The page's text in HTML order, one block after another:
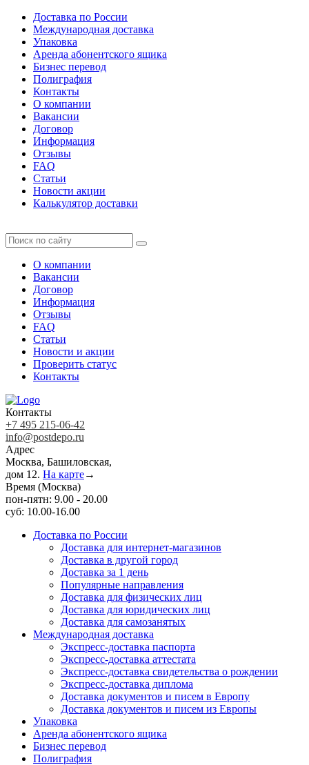
Доставка по России
Международная доставка
Упаковка
Аренда абонентского ящика
Бизнес перевод
Полиграфия
Контакты
О компании
Вакансии
Договор
Информация
Отзывы
FAQ
Статьи
Новости акции
Калькулятор доставки
О компании
Вакансии
Договор
Информация
Отзывы
FAQ
Статьи
Новости и акции
Проверить статус
Контакты
Контакты
+7 495 215-06-42
info@postdepo.ru
Адрес
Москва, Башиловская,
дом 12. На карте→
Время (Москва)
пон-пятн: 9.00 - 20.00
суб: 10.00-16.00
Доставка по России
Доставка для интернет-магазинов
Доставка в другой город
Доставка за 1 день
Популярные направления
Доставка для физических лиц
Доставка для юридических лиц
Доставка для самозанятых
Международная доставка
Экспресс-доставка паспорта
Экспресс-доставка аттестата
Экспресс-доставка свидетельства о рождении
Экспресс-доставка диплома
Доставка документов и писем в Европу
Доставка документов и писем из Европы
Упаковка
Аренда абонентского ящика
Бизнес перевод
Полиграфия